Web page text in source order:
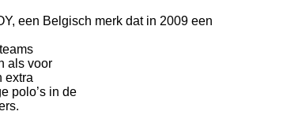
een Belgisch merk dat in 2009 een
als voor
extra
polo’s in de